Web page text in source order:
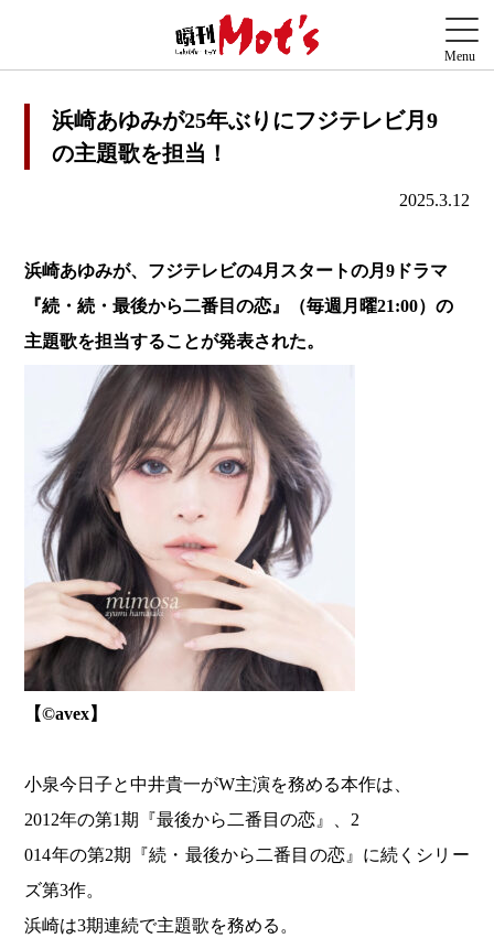
浜崎あゆみが25年ぶりにフジテレビ月9
の主題歌を担当！
2025.3.12
浜崎あゆみが、フジテレビの4月スタートの月9ドラマ
『続・続・最後から二番目の恋』（毎週月曜21:00）の
主題歌を担当することが発表された。
【©️avex】
小泉今日子と中井貴一がW主演を務める本作は、
2012年の第1期『最後から二番目の恋』、2
014年の第2期『続・最後から二番目の恋』に続くシリー
ズ第3作。
浜崎は3期連続で主題歌を務める。